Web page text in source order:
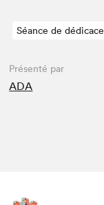
Séance de dédicace
Présenté par
ADA